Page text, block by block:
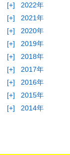
[+]
2022年
[+]
2021年
[+]
2020年
[+]
2019年
[+]
2018年
[+]
2017年
[+]
2016年
[+]
2015年
[+]
2014年